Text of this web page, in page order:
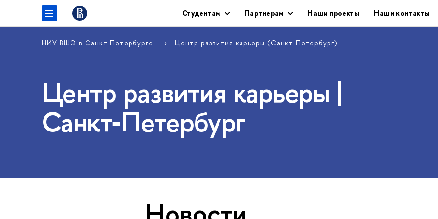
Студентам Партнерам Наши проекты Наши контакты
НИУ ВШЭ в Санкт-Петербурге Центр развития карьеры (Санкт-Петербург)
Центр развития карьеры |
Санкт‑Петербург